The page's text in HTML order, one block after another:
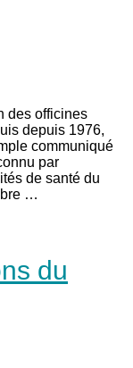
des officines
depuis 1976,
communiqué
par
de santé du
…
du